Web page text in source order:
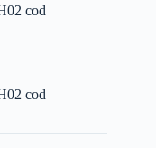
cod
cod